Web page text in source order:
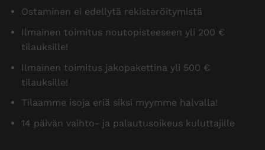
Ostaminen ei edellytä rekisteröitymistä
Ilmainen toimitus noutopisteeseen yli 200 €
tilauksille!
Ilmainen toimitus jakopakettina yli 500 €
tilauksille!
Tilaamme isoja eriä siksi myymme halvalla!
14 päivän vaihto- ja palautusoikeus kuluttajille